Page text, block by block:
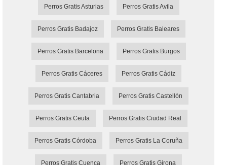
Perros Gratis Asturias Perros Gratis Avila
Perros Gratis Badajoz Perros Gratis Baleares
Perros Gratis Barcelona Perros Gratis Burgos
Perros Gratis Cáceres Perros Gratis Cádiz
Perros Gratis Cantabria Perros Gratis Castellón
Perros Gratis Ceuta Perros Gratis Ciudad Real
Perros Gratis Córdoba Perros Gratis La Coruña
Perros Gratis Cuenca Perros Gratis Girona